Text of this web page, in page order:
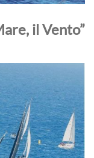
il Vento”